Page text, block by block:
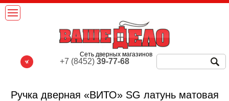
Ручка дверная «ВИТО» SG латунь матовая
Сеть дверных магазинов
+7 (8452)39-77-68